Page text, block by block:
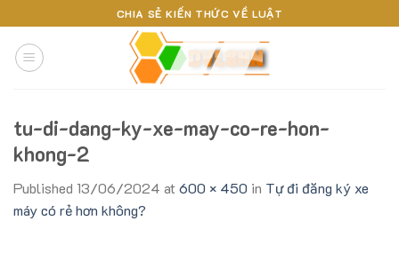
to
content
CHIA SẺ KIẾN THỨC VỀ LUẬT
tu-di-dang-ky-xe-may-co-re-hon-
khong-2
Published 13/06/2024 at 600 × 450 in Tự đi đăng ký xe
máy có rẻ hơn không?